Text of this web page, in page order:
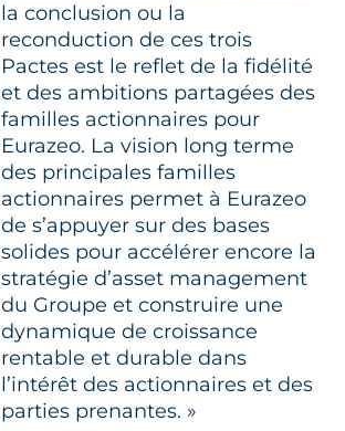
la conclusion ou la
reconduction de ces trois
Pactes est le reflet de la fidélité
et des ambitions partagées des
familles actionnaires pour
Eurazeo. La vision long terme
des principales familles
actionnaires permet à Eurazeo
de s’appuyer sur des bases
solides pour accélérer encore la
stratégie d’asset management
du Groupe et construire une
dynamique de croissance
rentable et durable dans
l’intérêt des actionnaires et des
parties prenantes. »